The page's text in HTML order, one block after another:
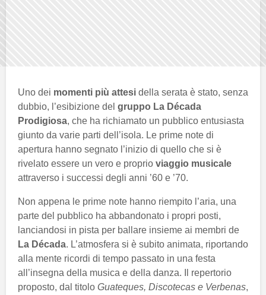
Uno dei momenti più attesi della serata è stato, senza
dubbio, l’esibizione del gruppo La Década
Prodigiosa, che ha richiamato un pubblico entusiasta
giunto da varie parti dell’isola. Le prime note di
apertura hanno segnato l’inizio di quello che si è
rivelato essere un vero e proprio viaggio musicale
attraverso i successi degli anni ’60 e ’70.
Non appena le prime note hanno riempito l’aria, una
parte del pubblico ha abbandonato i propri posti,
lanciandosi in pista per ballare insieme ai membri de
La Década. L’atmosfera si è subito animata, riportando
alla mente ricordi di tempo passato in una festa
all’insegna della musica e della danza. Il repertorio
proposto, dal titolo Guateques, Discotecas e Verbenas,